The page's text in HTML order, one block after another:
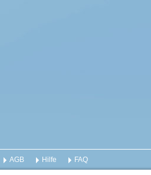
AGB Hilfe FAQ